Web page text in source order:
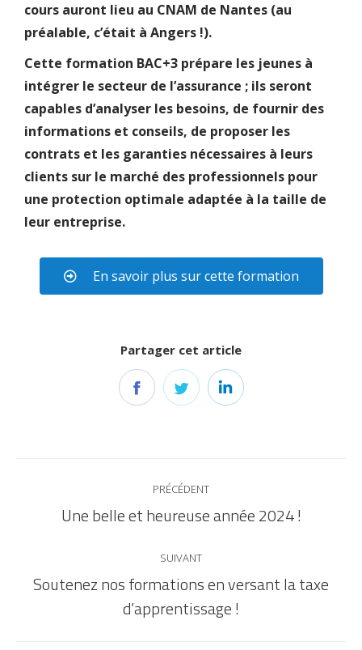
cours auront lieu au CNAM de Nantes (au
préalable, c’était à Angers !).
Cette formation BAC+3 prépare les jeunes à
intégrer le secteur de l’assurance ; ils seront
capables d’analyser les besoins, de fournir des
informations et conseils, de proposer les
contrats et les garanties nécessaires à leurs
clients sur le marché des professionnels pour
une protection optimale adaptée à la taille de
leur entreprise.
En savoir plus sur cette formation
Partager cet article
PRÉCÉDENT
Une belle et heureuse année 2024 !
SUIVANT
Soutenez nos formations en versant la taxe
d’apprentissage !